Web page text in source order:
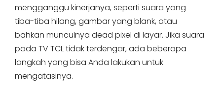
mengganggu kinerjanya, seperti suara yang
tiba-tiba hilang, gambar yang blank, atau
bahkan munculnya dead pixel di layar. Jika suara
pada TV TCL tidak terdengar, ada beberapa
langkah yang bisa Anda lakukan untuk
mengatasinya.